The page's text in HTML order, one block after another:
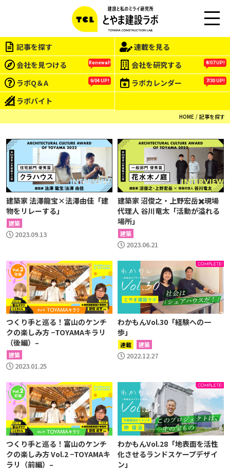
EN
記事を探す
連載を見る
会社を見つける
Renewal! 会社を研究する 8/07 UP!
ラボQ＆A 6/04 UP! ラボカレンダー 7/30 UP!
ラボバイト
HOME 記事を探す
建築家 法澤龍宝×法澤由佳「建
物をリレーする」
建築
2023.09.13
建築家 沼俊之・上野宏岳✖️現場
代理人 谷川竜太「活動が溢れる
場所」
建築
2023.06.21
つくり手と巡る！富山のケンチ
クの楽しみ方 −TOYAMAキラリ
（後編）–
建築
2023.01.25
わかもんVol.30「経験への一
歩」
連載 建築
2022.12.27
つくり手と巡る！富山のケンチ
クの楽しみ方 Vol.2 −TOYAMAキ
ラリ（前編）–
わかもんVol.28「地表面を活性
化させるランドスケープデザイ
ン」